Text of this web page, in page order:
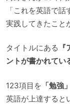
「これを英語で
実践してきたこと
タイトルにある
ントが書かれてい
123項目を 「勉強」
英語が上達すると